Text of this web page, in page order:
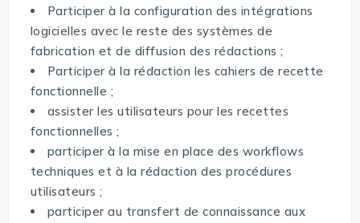
Participer à la configuration des intégrations
logicielles avec le reste des systèmes de
fabrication et de diffusion des rédactions ;
Participer à la rédaction les cahiers de recette
fonctionnelle ;
assister les utilisateurs pour les recettes
fonctionnelles ;
participer à la mise en place des workflows
techniques et à la rédaction des procédures
utilisateurs ;
participer au transfert de connaissance aux